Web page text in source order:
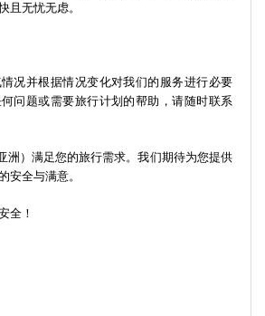
且无忧无虑。
况并根据情况变化对我们的服务进行必要
问题或需要旅行计划的帮助，请随时联系
洲）满足您的旅行需求。我们期待为您提供
安全与满意。
全！